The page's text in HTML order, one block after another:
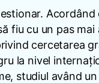
Acordând
fiu cu un pas mai
cercetarea
la nivel
studiul având